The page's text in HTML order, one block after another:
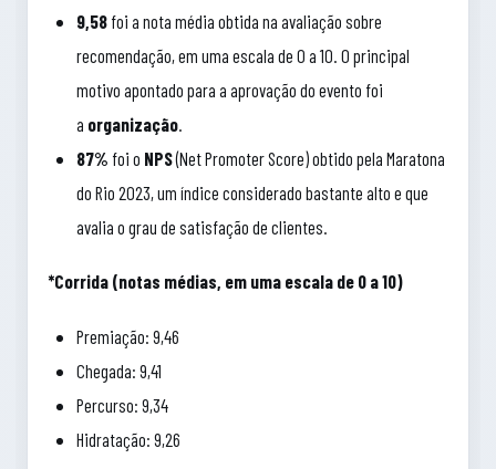
9,58foi a nota média obtida na avaliação sobre
recomendação, em uma escala de 0 a 10. O principal
motivo apontado para a aprovação do evento foi
a organização.
87% foi o NPS(Net Promoter Score) obtido pela Maratona
do Rio 2023, um índice considerado bastante alto e que
avalia o grau de satisfação de clientes.
*Corrida (notas médias, em uma escala de 0 a 10)
Premiação: 9,46
Chegada: 9,41
Percurso: 9,34
Hidratação: 9,26